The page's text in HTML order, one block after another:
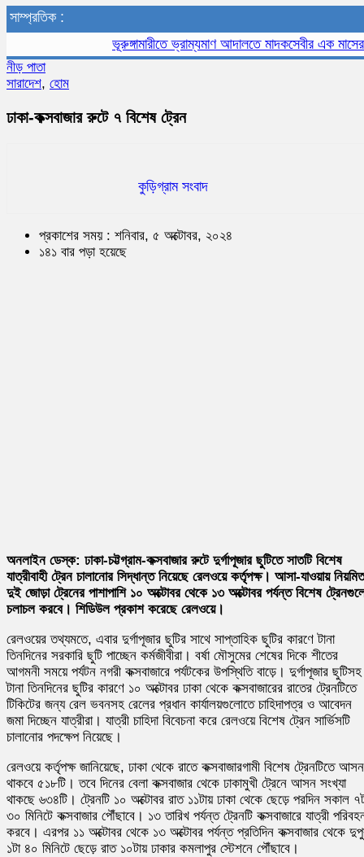
সাম্প্রতিক :
ভূরুঙ্গামারীতে ভ্রাম্যমাণ আদালতে মাদকসেবীর এক মাসের
নীড় পাতা
সারাদেশ, হোম
ঢাকা-কক্সবাজার রুটে ৭ বিশেষ ট্রেন
কুড়িগ্রাম সংবাদ
প্রকাশের সময় : শনিবার, ৫ অক্টোবর, ২০২৪
১৪১ বার পড়া হয়েছে
অনলাইন ডেস্ক: ঢাকা-চট্টগ্রাম-কক্সবাজার রুটে দুর্গাপূজার ছুটিতে সাতটি বিশেষ
যাত্রীবাহী ট্রেন চালানোর সিদ্ধান্ত নিয়েছে রেলওয়ে কর্তৃপক্ষ। আসা-যাওয়ায় নিয়মিত
দুই জোড়া ট্রেনের পাশাপাশি ১০ অক্টোবর থেকে ১৩ অক্টোবর পর্যন্ত বিশেষ
চলাচল করবে। শিডিউল প্রকাশ করেছে রেলওয়ে।
রেলওয়ের তথ্যমতে, এবার দুর্গাপূজার ছুটির সাথে সাপ্তাহিক ছুটির কারণে টানা
তিনদিনের সরকারি ছুটি পাচ্ছেন কর্মজীবীরা। বর্ষা মৌসুমের শেষের দিকে শীতের
আগমনী সময়ে পর্যটন নগরী কক্সবাজারে পর্যটকের উপস্থিতি বাড়ে। দুর্গাপূজার ছুটিসহ
টানা তিনদিনের ছুটির কারণে ১০ অক্টোবর ঢাকা থেকে কক্সবাজারের রাতের ট্রেনটিতে
টিকিটের জন্য রেল ভবনসহ রেলের প্রধান কার্যালয়গুলোতে চাহিদাপত্র ও আবেদন
জমা দিচ্ছেন যাত্রীরা। যাত্রী চাহিদা বিবেচনা করে রেলওয়ে বিশেষ ট্রেন সার্ভিসটি
চালানোর পদক্ষেপ নিয়েছে।
রেলওয়ে কর্তৃপক্ষ জানিয়েছে, ঢাকা থেকে রাতে কক্সবাজারগামী বিশেষ ট্রেনটিতে আসন
থাকবে ৫১৮টি। তবে দিনের বেলা কক্সবাজার থেকে ঢাকামুখী ট্রেনে আসন সংখ্যা
থাকছে ৬৩৪টি। ট্রেনটি ১০ অক্টোবর রাত ১১টায় ঢাকা থেকে ছেড়ে পরদিন সকাল
৩০ মিনিটে কক্সবাজার পৌঁছাবে। ১৩ তারিখ পর্যন্ত ট্রেনটি কক্সবাজারে যাত্রী
করবে। এরপর ১১ অক্টোবর থেকে ১৩ অক্টোবর পর্যন্ত প্রতিদিন কক্সবাজার থেকে
১টা ৪০ মিনিটে ছেড়ে রাত ১০টায় ঢাকার কমলাপুর স্টেশনে পৌঁছাবে।